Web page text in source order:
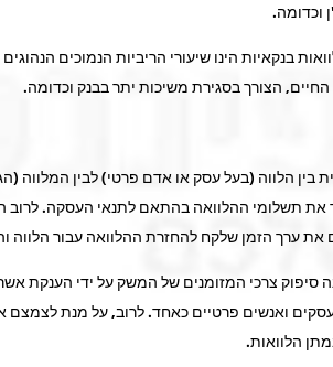
וכדומה.
בנקאיות הינו שיעורי הריביות הנמוכים
הצורך בסגירת משיכות יתר בבנק וכדומה.
בין הלווה (בעל עסק או אדם פרטי) לבין המלווה
תשלומי ההלוואה בהתאם לתנאי העסקה. לרוב
ערך הזמן שלקח להחזרת ההלוואה עבור הלווה
סיפוק צרכי המזומנים של המשק על ידי הענקת
ואנשים פרטיים כאחד. לרוב, על מנת לצמצם
הלוואות.